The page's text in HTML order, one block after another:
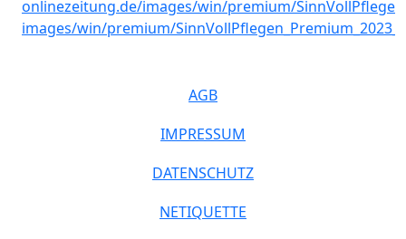
AGB
IMPRESSUM
DATENSCHUTZ
NETIQUETTE